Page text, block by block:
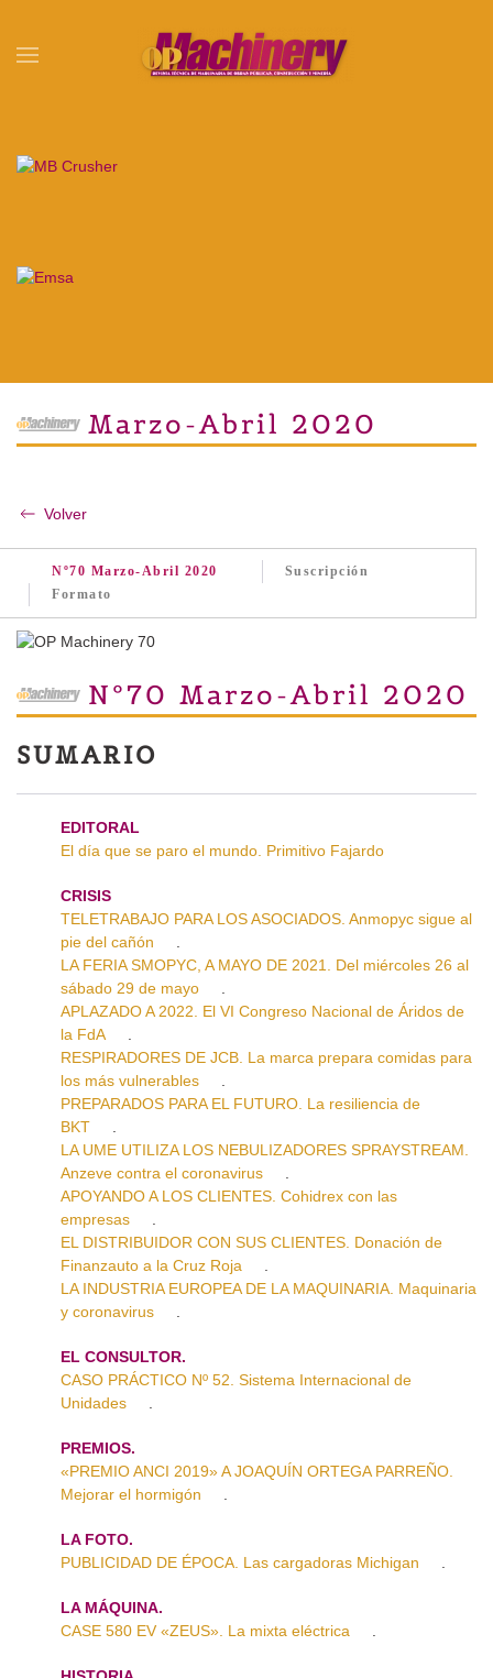
Skip to main content
Marzo-Abril 2020
Volver
Nº70 Marzo-Abril 2020
Suscripción
Formato
Nº70 Marzo-Abril 2020
SUMARIO
EDITORAL
El día que se paro el mundo. Primitivo Fajardo
CRISIS
TELETRABAJO PARA LOS ASOCIADOS. Anmopyc sigue al
pie del cañón
LA FERIA SMOPYC, A MAYO DE 2021. Del miércoles 26 al
sábado 29 de mayo
APLAZADO A 2022. El VI Congreso Nacional de Áridos de
la FdA
RESPIRADORES DE JCB. La marca prepara comidas para
los más vulnerables
PREPARADOS PARA EL FUTURO. La resiliencia de
BKT
LA UME UTILIZA LOS NEBULIZADORES SPRAYSTREAM.
Anzeve contra el coronavirus
APOYANDO A LOS CLIENTES. Cohidrex con las
empresas
EL DISTRIBUIDOR CON SUS CLIENTES. Donación de
Finanzauto a la Cruz Roja
LA INDUSTRIA EUROPEA DE LA MAQUINARIA. Maquinaria
y coronavirus
EL CONSULTOR.
CASO PRÁCTICO Nº 52. Sistema Internacional de
Unidades
PREMIOS.
«PREMIO ANCI 2019» A JOAQUÍN ORTEGA PARREÑO.
Mejorar el hormigón
LA FOTO.
PUBLICIDAD DE ÉPOCA. Las cargadoras Michigan
LA MÁQUINA.
CASE 580 EV «ZEUS». La mixta eléctrica